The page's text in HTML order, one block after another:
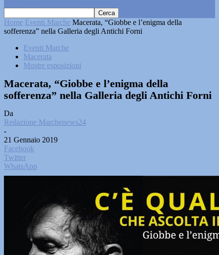
Home Eventi Marche Macerata, “Giobbe e l’enigma della
sofferenza” nella Galleria degli Antichi Forni
Eventi Marche
Macerata
Mostre esposizioni
Macerata, “Giobbe e l’enigma della
sofferenza” nella Galleria degli Antichi Forni
Da
Redazione Marchenews24
-
21 Gennaio 2019
Facebook
Twitter
WhatsApp